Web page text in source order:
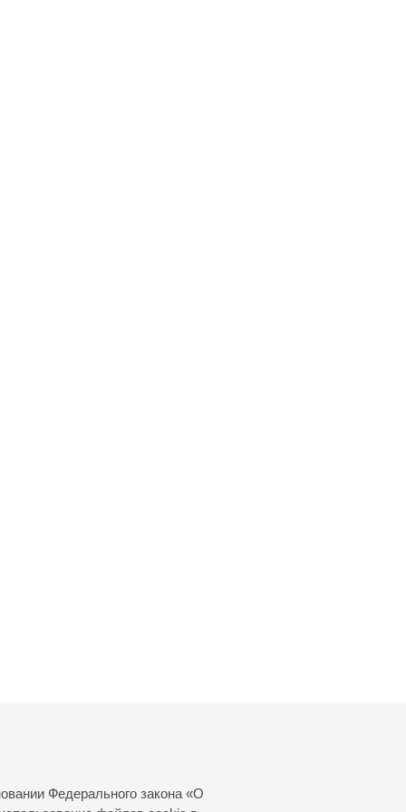
Федерального закона «О